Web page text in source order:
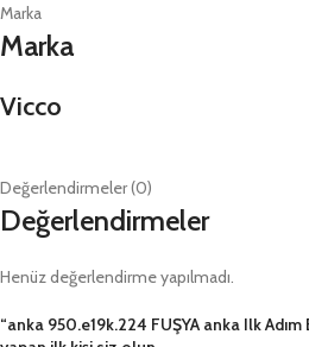
Marka
Marka
Vicco
Değerlendirmeler (0)
Değerlendirmeler
Henüz değerlendirme yapılmadı.
“anka 950.e19k.224 FUŞYA anka Ilk